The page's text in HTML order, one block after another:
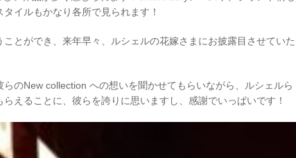
イルもかなり各所で見られます！
とができ、来年早々、ルシェルの花嫁さまにお披露目させていた
のNew collection への想いを聞かせてもらいながら、ルシェルら
えることに、彼らを誇りに思いますし、感謝でいっぱいです！